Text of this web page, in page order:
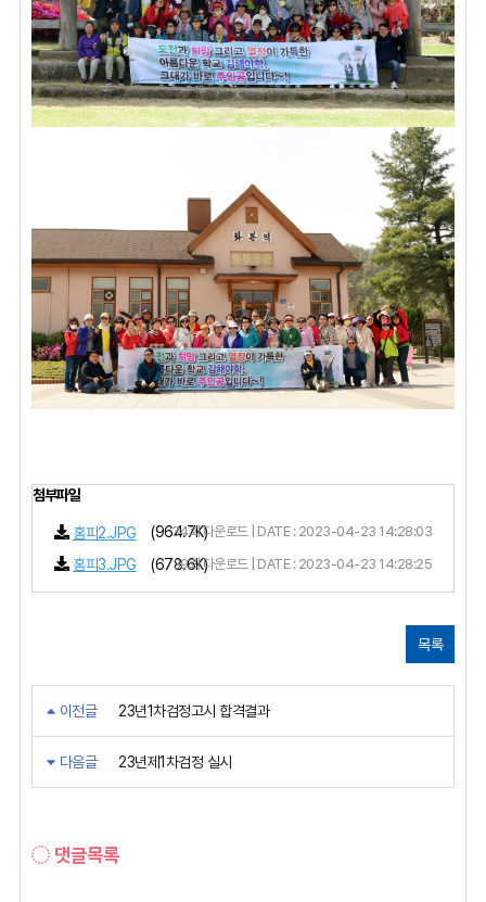
첨부파일
홈피2.JPG (964.7K)
34회 다운로드 | DATE : 2023-04-23 14:28:03
홈피3.JPG (678.6K)
39회 다운로드 | DATE : 2023-04-23 14:28:25
목록
이전글 23년1차검정고시 합격결과
다음글 23년제1차검정 실시
댓글목록